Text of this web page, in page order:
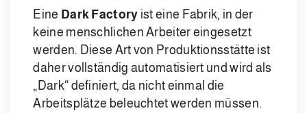
Eine Dark Factory ist eine Fabrik, in der
keine menschlichen Arbeiter eingesetzt
werden. Diese Art von Produktionsstätte ist
daher vollständig automatisiert und wird als
„Dark“ definiert, da nicht einmal die
Arbeitsplätze beleuchtet werden müssen.